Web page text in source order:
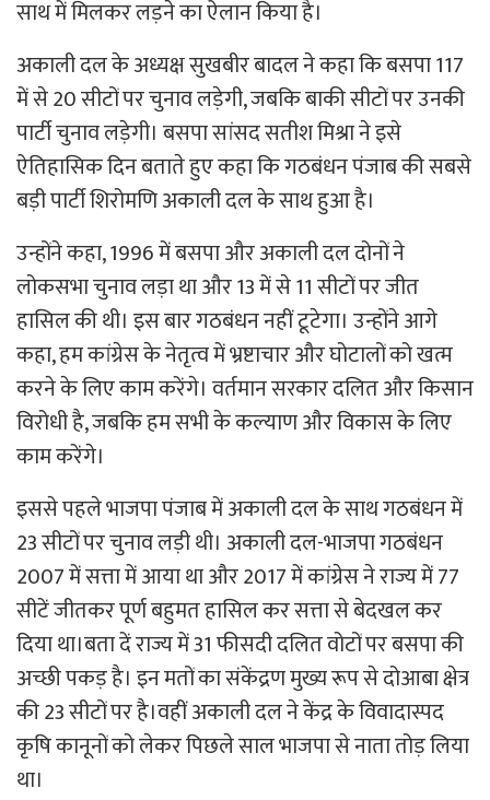
साथ में मिलकर लड़ने का ऐलान किया है।
अकाली दल के अध्यक्ष सुखबीर बादल ने कहा कि बसपा 117
में से 20 सीटों पर चुनाव लड़ेगी, जबकि बाकी सीटों पर उनकी
पार्टी चुनाव लड़ेगी। बसपा सांसद सतीश मिश्रा ने इसे
ऐतिहासिक दिन बताते हुए कहा कि गठबंधन पंजाब की सबसे
बड़ी पार्टी शिरोमणि अकाली दल के साथ हुआ है।
उन्होंने कहा, 1996 में बसपा और अकाली दल दोनों ने
लोकसभा चुनाव लड़ा था और 13 में से 11 सीटों पर जीत
हासिल की थी। इस बार गठबंधन नहीं टूटेगा। उन्होंने आगे
कहा, हम कांग्रेस के नेतृत्व में भ्रष्टाचार और घोटालों को खत्म
करने के लिए काम करेंगे। वर्तमान सरकार दलित और किसान
विरोधी है, जबकि हम सभी के कल्याण और विकास के लिए
काम करेंगे।
इससे पहले भाजपा पंजाब में अकाली दल के साथ गठबंधन में
23 सीटों पर चुनाव लड़ी थी। अकाली दल-भाजपा गठबंधन
2007 में सत्ता में आया था और 2017 में कांग्रेस ने राज्य में 77
सीटें जीतकर पूर्ण बहुमत हासिल कर सत्ता से बेदखल कर
दिया था।बता दें राज्य में 31 फीसदी दलित वोटों पर बसपा की
अच्छी पकड़ है। इन मतों का संकेंद्रण मुख्य रूप से दोआबा क्षेत्र
की 23 सीटों पर है।वहीं अकाली दल ने केंद्र के विवादास्पद
कृषि कानूनों को लेकर पिछले साल भाजपा से नाता तोड़ लिया
था।